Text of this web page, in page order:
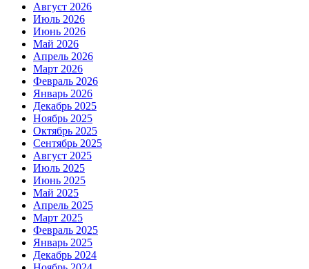
Август 2026
Июль 2026
Июнь 2026
Май 2026
Апрель 2026
Март 2026
Февраль 2026
Январь 2026
Декабрь 2025
Ноябрь 2025
Октябрь 2025
Сентябрь 2025
Август 2025
Июль 2025
Июнь 2025
Май 2025
Апрель 2025
Март 2025
Февраль 2025
Январь 2025
Декабрь 2024